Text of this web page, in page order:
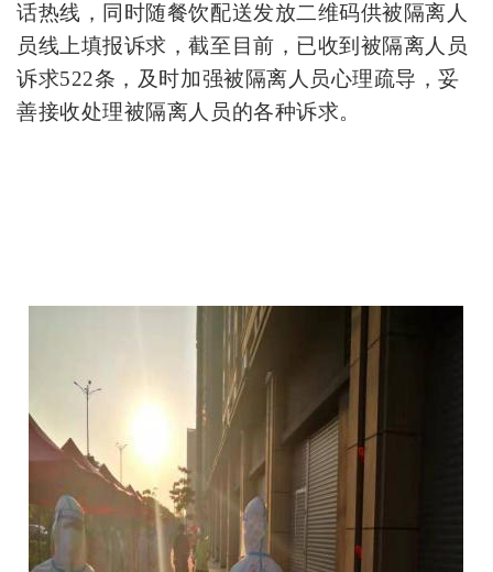
话热线，同时随餐饮配送发放二维码供被隔离人
员线上填报诉求 ，截至目前，已收到被隔离人员
诉求522条 ， 及时加强被隔离人员心理疏导，妥
善接收处理被隔离人员的各种诉求。